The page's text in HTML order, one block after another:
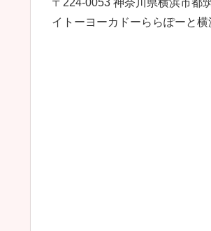
イトーヨーカドーららぽーと横